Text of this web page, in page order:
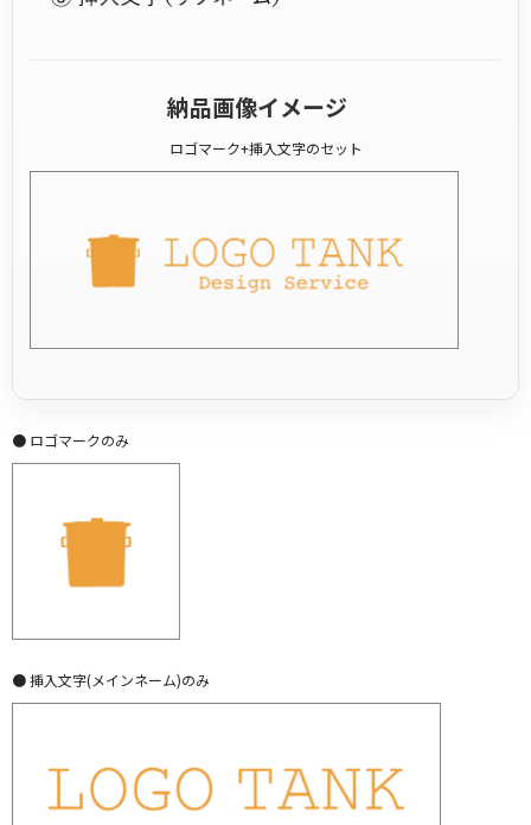
納品画像イメージ
ロゴマーク+挿入文字のセット
● ロゴマークのみ
● 挿入文字(メインネーム)のみ